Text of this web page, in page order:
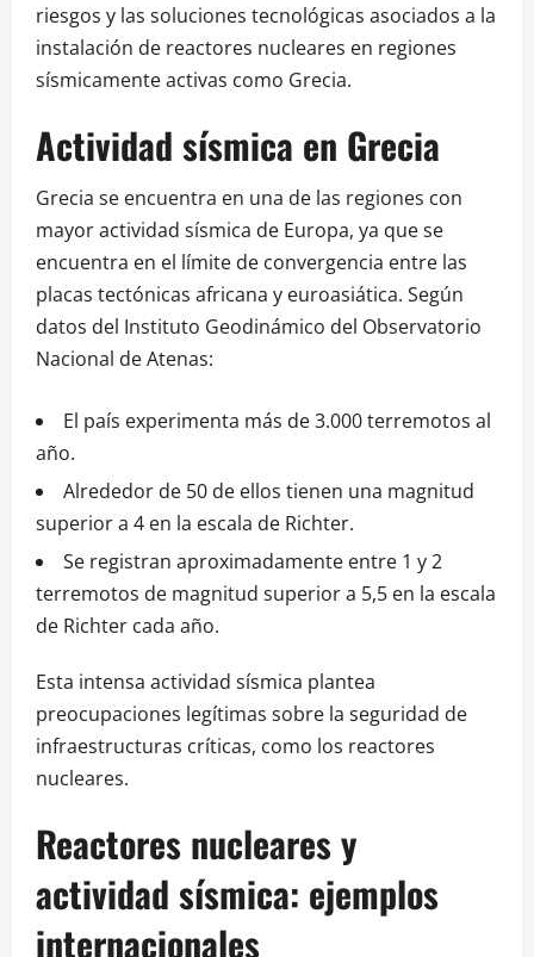
riesgos y las soluciones tecnológicas asociados a la
instalación de reactores nucleares en regiones
sísmicamente activas como Grecia.
Actividad sísmica en Grecia
Grecia se encuentra en una de las regiones con
mayor actividad sísmica de Europa, ya que se
encuentra en el límite de convergencia entre las
placas tectónicas africana y euroasiática. Según
datos del Instituto Geodinámico del Observatorio
Nacional de Atenas:
El país experimenta más de 3.000 terremotos al
año.
Alrededor de 50 de ellos tienen una magnitud
superior a 4 en la escala de Richter.
Se registran aproximadamente entre 1 y 2
terremotos de magnitud superior a 5,5 en la escala
de Richter cada año.
Esta intensa actividad sísmica plantea
preocupaciones legítimas sobre la seguridad de
infraestructuras críticas, como los reactores
nucleares.
Reactores nucleares y
actividad sísmica: ejemplos
internacionales